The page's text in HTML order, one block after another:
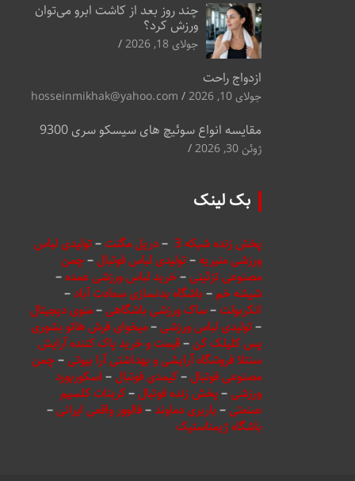
چند روز بعد از کاشت ابرو می‌توان
ورزش کرد؟
جولای 18, 2026
ازدواج راحت
جولای 10, 2026 hosseinmikhak@yahoo.com
مقایسه انواع سوئیچ های سیسکو سری 9300
ژوئن 30, 2026
بک لینک
پخش زنده شبکه 3 –دریل مگنت–تولیدی لباس
ورزشی منیریه–تولیدی لباس فوتبال –چمن
مصنوعی تزئینی –خرید لباس ورزشی عمده–
شیشه خم–باشگاه بدنسازی سعادت آباد –
انکربولت–ساک ورزشی باشگاهی –منوی دیجیتال
–تولیدی لباس ورزشی –میخوای فرش هاتو بشوری
پس کلیلک کن –قیمت و خرید پاک کننده آرایش
سنتلا فروشگاه آرایشی و بهداشتی آرا بیوتی –چمن
مصنوعی فوتبال –کیمدی فوتبال – اسکوربورد
ورزشی –پخش زنده فوتبال –کربنات کلسیم
صنعتی –باربری دماوند–فالوور واقعی ایرانی –
باشگاه ژیمناستیک